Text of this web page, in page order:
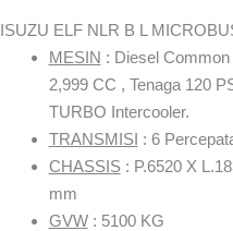
ISUZU ELF NLR B L
MESIN : Diesel
2,999 CC , Tenaga 120
TURBO Intercooler.
TRANSMISI : 6
CHASSIS: P.6520 X
mm
GVW: 5100 KG